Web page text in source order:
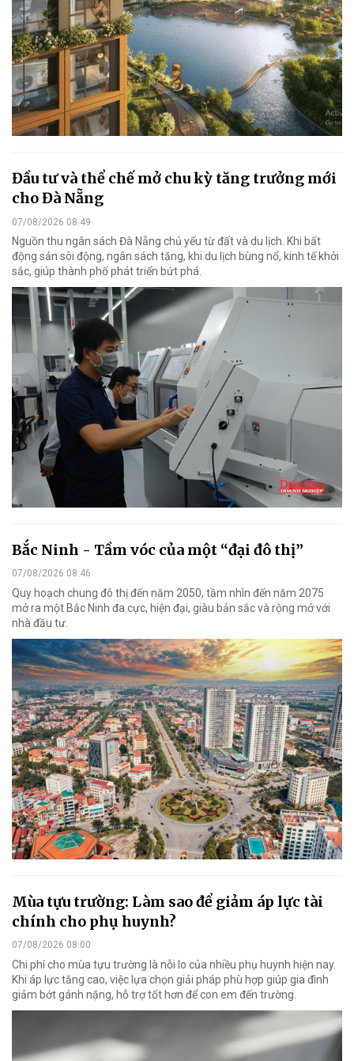
Đầu tư và thể chế mở chu kỳ tăng trưởng mới
cho Đà Nẵng
07/08/2026 08:49
Nguồn thu ngân sách Đà Nẵng chủ yếu từ đất và du lịch. Khi bất
động sản sôi động, ngân sách tăng, khi du lịch bùng nổ, kinh tế khởi
sắc, giúp thành phố phát triển bứt phá.
Bắc Ninh - Tầm vóc của một “đại đô thị”
07/08/2026 08:46
Quy hoạch chung đô thị đến năm 2050, tầm nhìn đến năm 2075
mở ra một Bắc Ninh đa cực, hiện đại, giàu bản sắc và rộng mở với
nhà đầu tư.
Mùa tựu trường: Làm sao để giảm áp lực tài
chính cho phụ huynh?
07/08/2026 08:00
Chi phí cho mùa tựu trường là nỗi lo của nhiều phụ huynh hiện nay.
Khi áp lực tăng cao, việc lựa chọn giải pháp phù hợp giúp gia đình
giảm bớt gánh nặng, hỗ trợ tốt hơn để con em đến trường.